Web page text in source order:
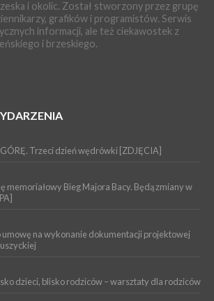
zaplanowano na 15 sierpnia
w Krakowie
GÓRĘ. Pierwszy dzień wędrówki
jak doszło do śmierci 32-letniego
i okolic. Został stworzony przez grupę
grafików i programistów. Serwis
informacji, ale też ciekawostek z
i brzeskiego.
Trzeci dzień wędrówki [ZDJĘCIA]
memoriałowy Bieg Majora Bacy. Będą zmiany w
umowę na wykonanie dokumentacji projektowej
dzieci, blisko rodziców – warsztaty dla rodziców